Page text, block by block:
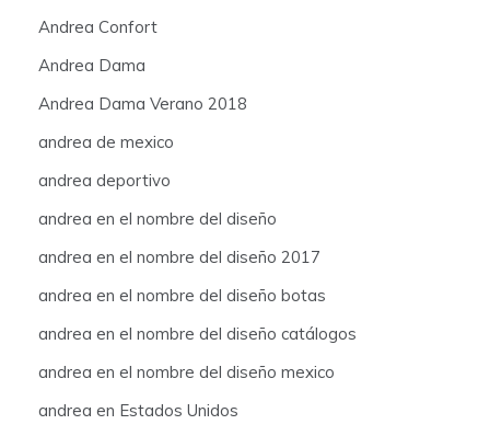
Andrea Confort
Andrea Dama
Andrea Dama Verano 2018
andrea de mexico
andrea deportivo
andrea en el nombre del diseño
andrea en el nombre del diseño 2017
andrea en el nombre del diseño botas
andrea en el nombre del diseño catálogos
andrea en el nombre del diseño mexico
andrea en Estados Unidos